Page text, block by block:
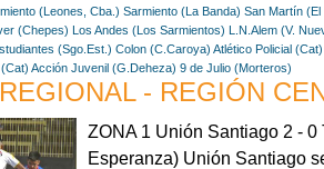
(Leones, Cba.) Sarmiento (La Banda) San Martín (El
(Chepes) Los Andes (Los Sarmientos) L.N.Alem (V.
(Sgo.Est.) Colon (C.Caroya) Atlético Policial (Cat)
Acción Juvenil (G.Deheza) 9 de Julio (Morteros)
- REGIÓN
ZONA 1 Unión Santiago 2 - 0
Esperanza) Unión Santiago